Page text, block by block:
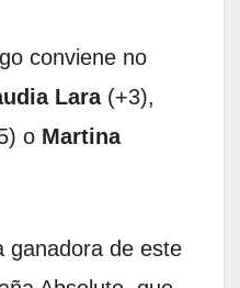
conviene no
Lara(+3),
o Martina
ganadora de este